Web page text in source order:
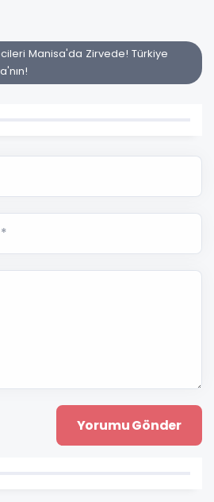
Manisa'da Zirvede! Türkiye